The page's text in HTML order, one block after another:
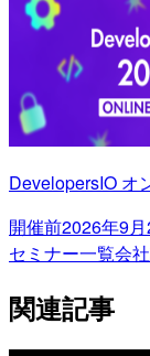
DevelopersIO オ
開催前2026年9
セミナー一覧会
関連記事